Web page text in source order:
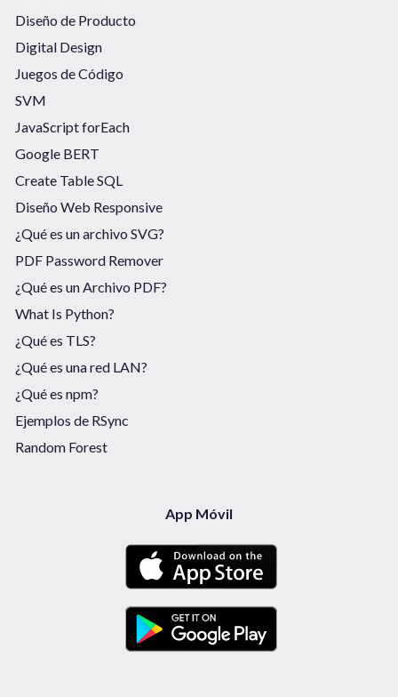
Diseño de Producto
Digital Design
Juegos de Código
SVM
JavaScript forEach
Google BERT
Create Table SQL
Diseño Web Responsive
¿Qué es un archivo SVG?
PDF Password Remover
¿Qué es un Archivo PDF?
What Is Python?
¿Qué es TLS?
¿Qué es una red LAN?
¿Qué es npm?
Ejemplos de RSync
Random Forest
App Móvil